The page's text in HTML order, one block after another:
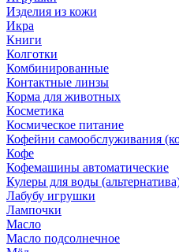
Изделия из кожи
Икра
Книги
Колготки
Комбинированные
Контактные линзы
Корма для животных
Косметика
Космическое питание
Кофейни самообслуживания
Кофе
Кофемашины автоматические
Кулеры для воды
Лабубу игрушки
Лампочки
Масло
Масло подсолнечное